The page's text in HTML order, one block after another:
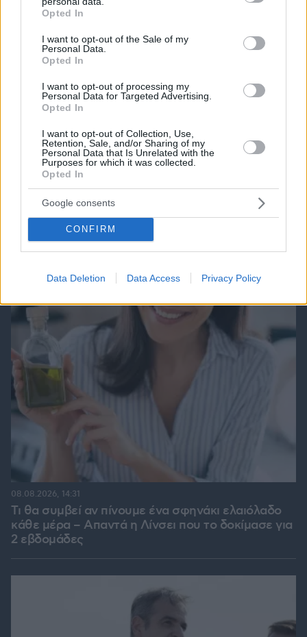
grant or deny consent to Google and its third-party tags to
use your data for below specified purposes in below Google
consent section.
Opted In
I want to opt-out of the Sale of my
Personal Data.
Opted In
I want to opt-out of processing my
Personal Data for Targeted Advertising.
Opted In
I want to opt-out of Collection, Use,
Retention, Sale, and/or Sharing of my
Personal Data that Is Unrelated with the
Purposes for which it was collected.
Opted In
Google consents
CONFIRM
Data Deletion Data Access Privacy Policy
Cut The Rope Northern Heights
ΔΕΙΤΕ ΟΛΑ ΤΑ GAMES
Best of Network
Τι θα συμβεί αν πίνουμε ένα σφηνάκι ελαιόλαδο
κάθε μέρα – Απαντά η Λίνσει που το δοκίμασε για
2 εβδομάδες
08.08.2026, 14:31